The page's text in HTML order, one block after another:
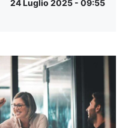
24 Luglio 2025 - 09:55